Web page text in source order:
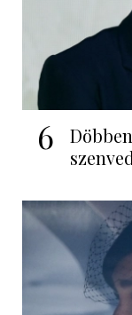
6